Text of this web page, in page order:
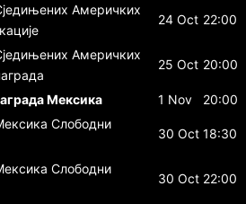
Америчких
24 Oct 22:00
Америчких
25 Oct 20:00
Мексика 1 Nov
20:00
Слободни
30 Oct 18:30
Слободни
30 Oct 22:00